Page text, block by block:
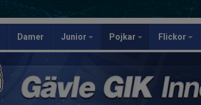
Damer Junior Pojkar Flickor